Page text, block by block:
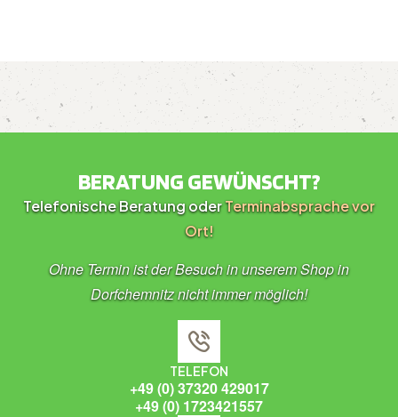
BERATUNG GEWÜNSCHT?
Telefonische Beratung oderTerminabsprache vor
Ort!
Ohne Termin ist der Besuch in unserem Shop in
Dorfchemnitz nicht immer möglich!
TELEFON
+49 (0) 37320 429017
+49 (0) 1723421557